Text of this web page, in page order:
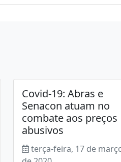
Covid-19: Abras e
Senacon atuam no
combate aos preços
abusivos
terça-feira, 17 de